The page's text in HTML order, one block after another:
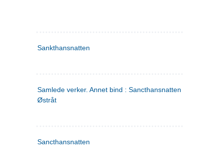
Sankthansnatten
Samlede verker. Annet bind : Sancthansnatten ; Fru Inger
Østråt
Sancthansnatten